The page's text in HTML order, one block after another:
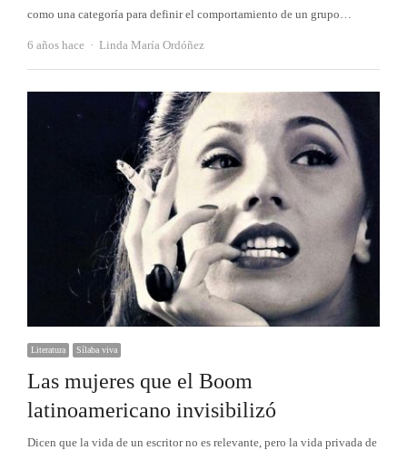
como una categoría para definir el comportamiento de un grupo…
6 años hace Autor
Linda María Ordóñez
Literatura Sílaba viva
Las mujeres que el Boom
latinoamericano invisibilizó
Dicen que la vida de un escritor no es relevante, pero la vida privada de